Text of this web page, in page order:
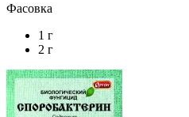
Фасовка
1 г
2 г